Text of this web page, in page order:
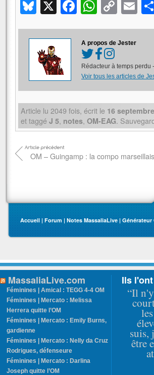
Bluesky
X Facebook
Copy
A propos de Jester
Rédacteur à temps perdu
Voir tous les articles de
Article lu 2049 fois, écrit le 16
et taggé J 5, notes, OM-EAG.
OM – Guingamp : la compo
Accueil | Forum | Notes MassaliaLive | Générateur
MassaliaLive.com
Féminines | Amical : TEGG 4-4 OM
Féminines | Mercato : Melissa
Herrera quitte l’OM
Féminines | Mercato : Emily Burns,
gardienne
Féminines | Mercato : Nelly da Cruz
Rodrigues, défenseure
Féminines | Mercato : Darlina
Joseph quitte l’OM
Ils
“Il
suis,
être